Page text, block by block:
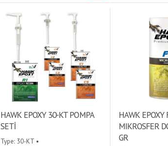
HAWK EPOXY 30-KT POMPA
SETİ
Type: 30-KT •
HAWK EPOXY
MIKROSFER
GR